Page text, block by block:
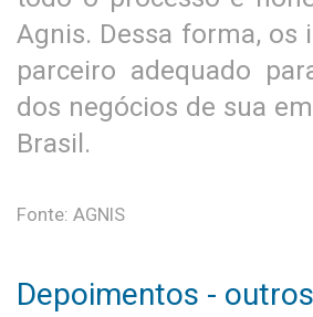
Agnis. Dessa forma, os
parceiro adequado
dos negócios de sua
Brasil.
Fonte: AGNIS
Depoimentos - outros